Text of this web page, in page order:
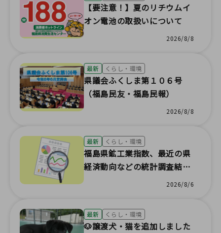
【要注意！】夏のリチウムイ
オン電池の取扱いについて
2026/8/8
最新 くらし・環境
県議会ふくしま第１０６号
（福島民友・福島民報）
2026/8/8
最新 くらし・環境
福島県鉱工業指数、最近の県
経済動向などの統計調査結果
2026/8/6
最新 くらし・環境
🐶譲渡犬・猫を追加しました